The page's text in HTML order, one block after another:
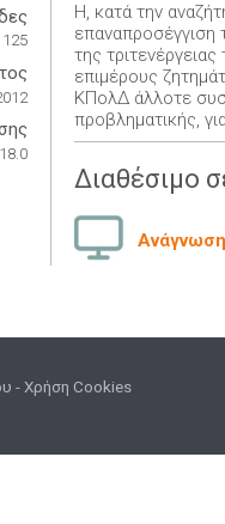
125
Η, κατά την
επαναπροσέγγιση
της
επιμέρους
ΚΠολΔ άλλοτε
προβληματικής,
Διαθέσιμο
-Χρήση Cookies